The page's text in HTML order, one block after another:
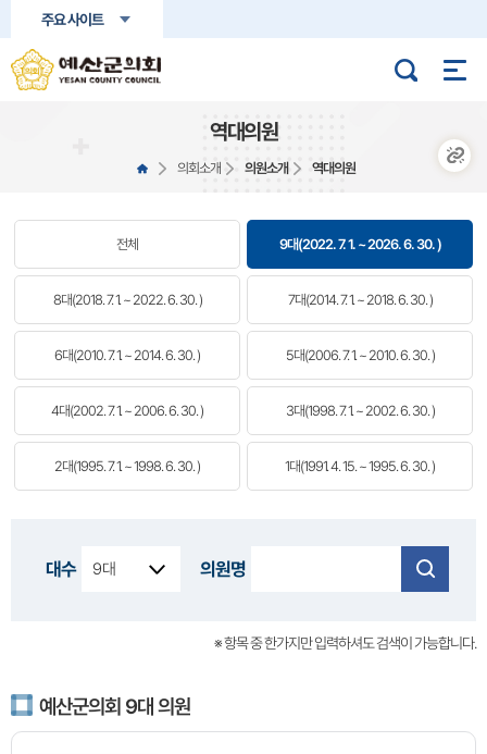
본문바로가기
주요 사이트
역대의원
의회소개 의원소개 역대의원
전체 9대(2022. 7. 1. ~ 2026. 6. 30. )
8대(2018. 7. 1. ~ 2022. 6. 30. ) 7대(2014. 7. 1. ~ 2018. 6. 30. )
6대(2010. 7. 1. ~ 2014. 6. 30. ) 5대(2006. 7. 1. ~ 2010. 6. 30. )
4대(2002. 7. 1. ~ 2006. 6. 30. ) 3대(1998. 7. 1. ~ 2002. 6. 30. )
2대(1995. 7. 1. ~ 1998. 6. 30. ) 1대(1991. 4. 15. ~ 1995. 6. 30. )
대수 의원명
※ 항목 중 한가지만 입력하셔도 검색이 가능합니다.
예산군의회 9대 의원